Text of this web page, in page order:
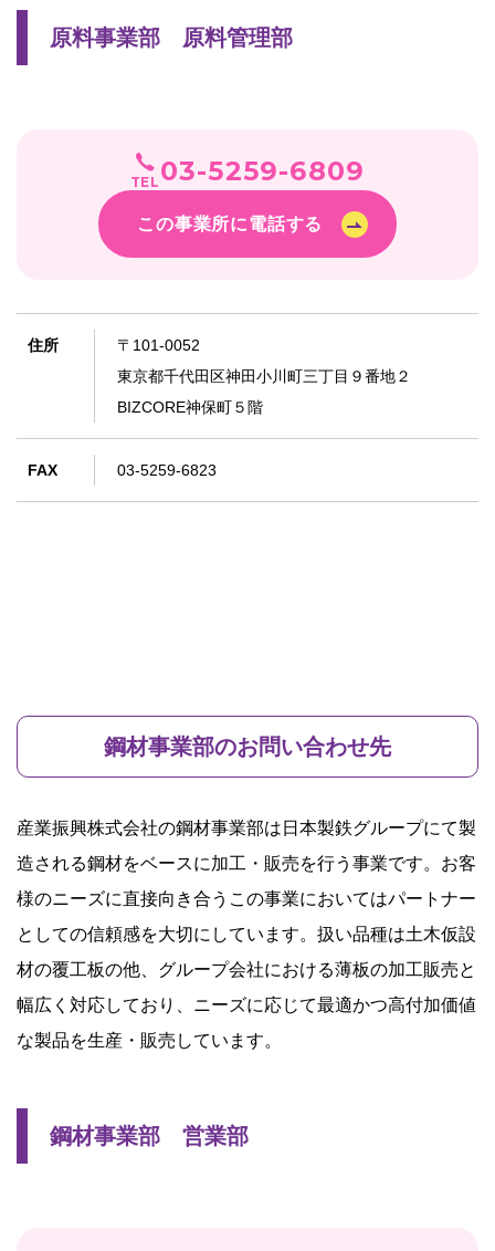
原料事業部 原料管理部
TEL 03-5259-6809
この事業所に電話する
住所
〒101-0052
東京都千代田区神田小川町三丁目９番地２
BIZCORE神保町５階
FAX 03-5259-6823
鋼材事業部のお問い合わせ先
産業振興株式会社の鋼材事業部は日本製鉄グループにて製
造される鋼材をベースに加工・販売を行う事業です。お客
様のニーズに直接向き合うこの事業においてはパートナー
としての信頼感を大切にしています。扱い品種は土木仮設
材の覆工板の他、グループ会社における薄板の加工販売と
幅広く対応しており、ニーズに応じて最適かつ高付加価値
な製品を生産・販売しています。
鋼材事業部 営業部